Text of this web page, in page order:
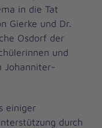
in die Tat
Gierke und Dr.
Osdorf der
und
Johanniter-
einiger
durch